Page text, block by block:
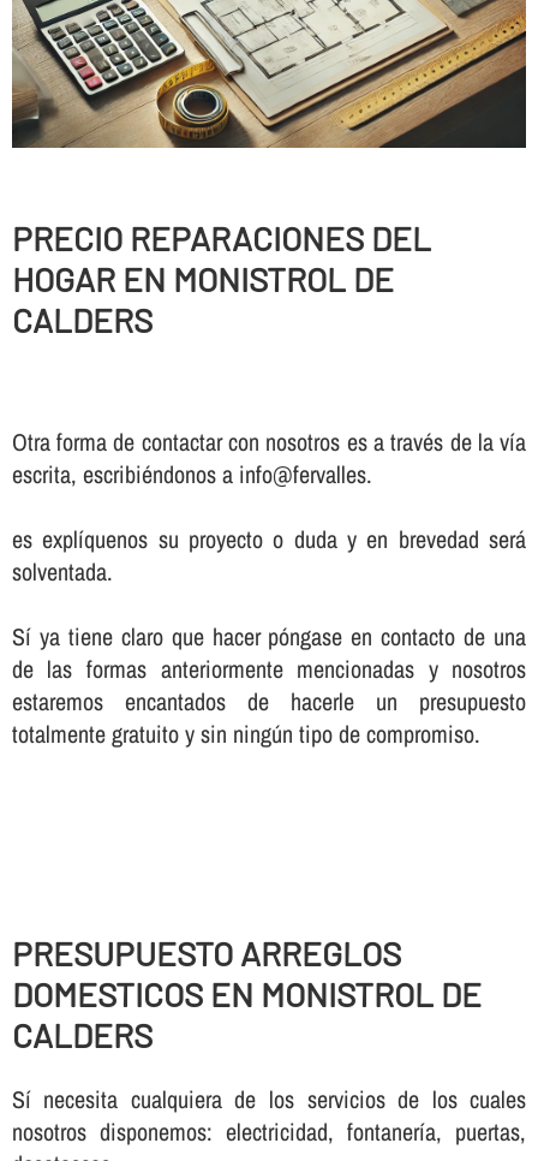
PRECIO REPARACIONES DEL
HOGAR EN MONISTROL DE
CALDERS
Otra forma de contactar con nosotros es a través de la vía
escrita, escribiéndonos a info@fervalles.
es explíquenos su proyecto o duda y en brevedad será
solventada.
Sí ya tiene claro que hacer póngase en contacto de una
de las formas anteriormente mencionadas y nosotros
estaremos encantados de hacerle un presupuesto
totalmente gratuito y sin ningún tipo de compromiso.
PRESUPUESTO ARREGLOS
DOMESTICOS EN MONISTROL DE
CALDERS
Sí necesita cualquiera de los servicios de los cuales
nosotros disponemos: electricidad, fontanería, puertas,